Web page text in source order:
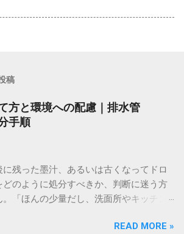
稿
方と環境への配慮｜排水管
手順
残った墨汁、あるいは古くなってドロ
どのように処分すべきか、判断に迷う方
「ほんの少量だし、洗面所やキッチン
ラブルを招く原因となります。 墨汁は、
READ MORE »